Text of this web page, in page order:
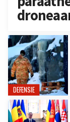
DEFENSIE